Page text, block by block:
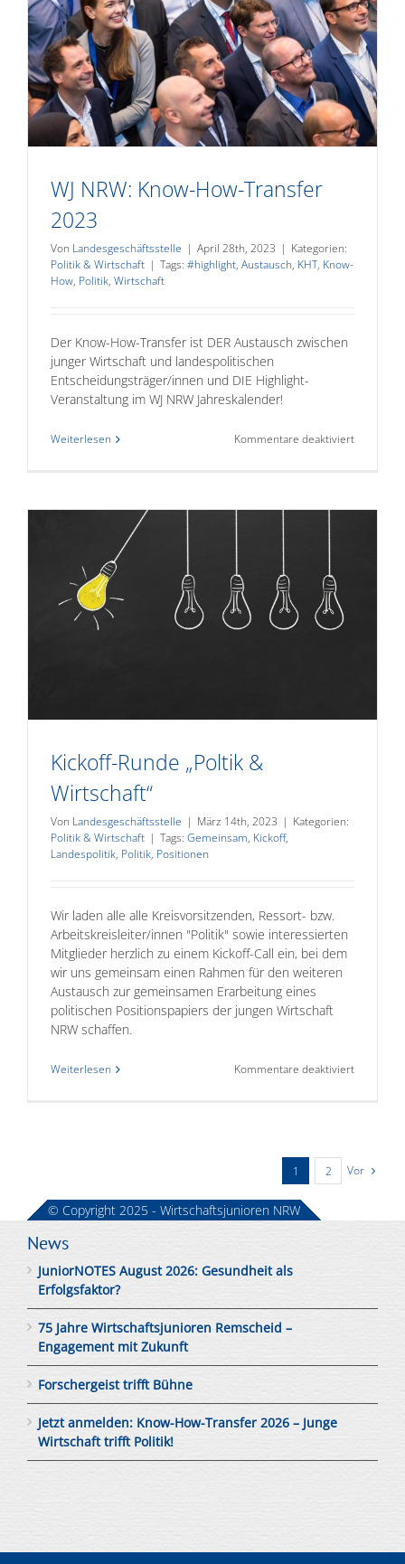
WJ NRW: Know-How-Transfer
2023
Von Landesgeschäftsstelle | April 28th, 2023 | Kategorien:
Politik & Wirtschaft | Tags: #highlight, Austausch, KHT, Know-
How, Politik, Wirtschaft
Der Know-How-Transfer ist DER Austausch zwischen
junger Wirtschaft und landespolitischen
Entscheidungsträger/innen und DIE Highlight-
Veranstaltung im WJ NRW Jahreskalender!
Weiterlesen Kommentare deaktiviertfür
Kickoff-Runde „Poltik &
Wirtschaft“
Von Landesgeschäftsstelle | März 14th, 2023 | Kategorien:
Politik & Wirtschaft | Tags: Gemeinsam, Kickoff,
Landespolitik, Politik, Positionen
Wir laden alle alle Kreisvorsitzenden, Ressort- bzw.
Arbeitskreisleiter/innen "Politik" sowie interessierten
Mitglieder herzlich zu einem Kickoff-Call ein, bei dem
wir uns gemeinsam einen Rahmen für den weiteren
Austausch zur gemeinsamen Erarbeitung eines
politischen Positionspapiers der jungen Wirtschaft
NRW schaffen.
Weiterlesen Kommentare deaktiviertfür
1
2 Vor
News
JuniorNOTES August 2026: Gesundheit als
Erfolgsfaktor?
75 Jahre Wirtschaftsjunioren Remscheid –
Engagement mit Zukunft
Forschergeist trifft Bühne
Jetzt anmelden: Know-How-Transfer 2026 – Junge
Wirtschaft trifft Politik!
© Copyright 2025 - Wirtschaftsjunioren NRW